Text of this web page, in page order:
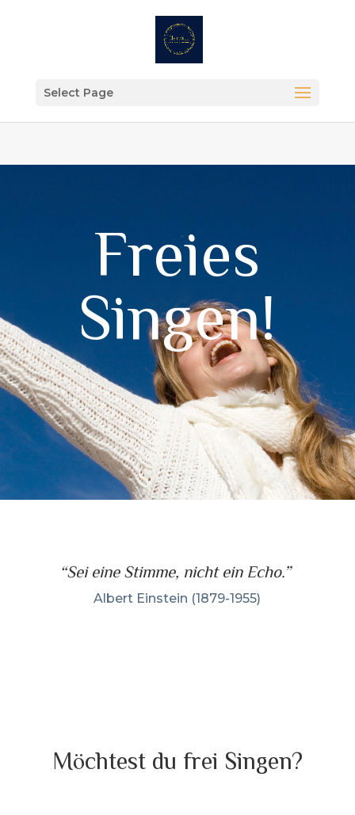
Select Page
Freies
Singen!
“Sei eine Stimme, nicht ein Echo.”
Albert Einstein (1879-1955)
Möchtest du frei Singen?